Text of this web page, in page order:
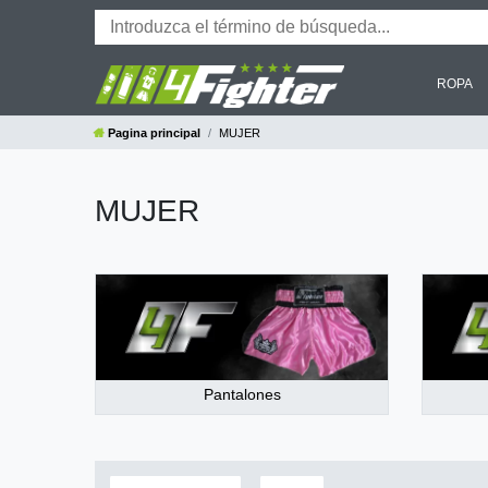
ROPA
Pagina principal MUJER
MUJER
Pantalones